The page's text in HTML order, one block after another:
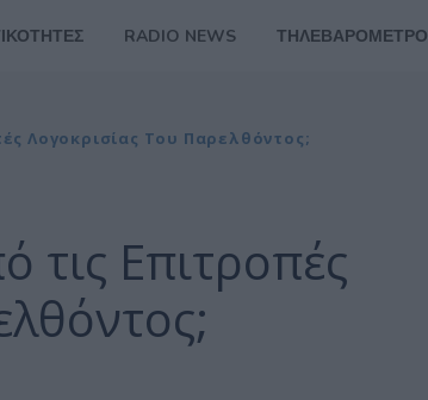
RADIO NEWS ΤΗΛΕΒΑΡΟΜΕΤΡΟ
Λογοκρισίας Του Παρελθόντος;
τις Επιτροπές